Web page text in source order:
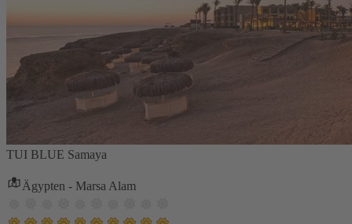
TUI BLUE Samaya
Ägypten - Marsa Alam